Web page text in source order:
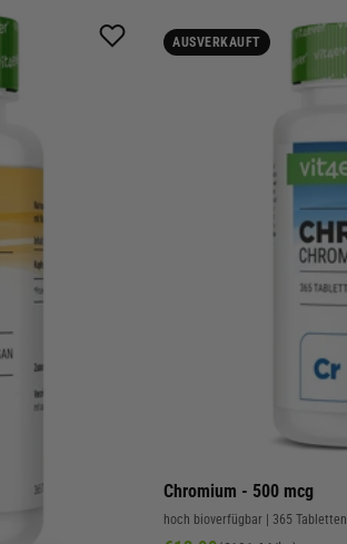
AUSVERKAUFT
Chromium - 500 mcg
hoch bioverfügbar | 365 Tabletten